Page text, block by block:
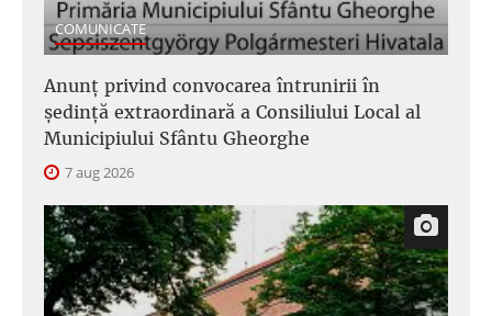
COMUNICATE
Anunţ privind convocarea întrunirii în
şedinţă extraordinară a Consiliului Local al
Municipiului Sfântu Gheorghe
7 aug 2026